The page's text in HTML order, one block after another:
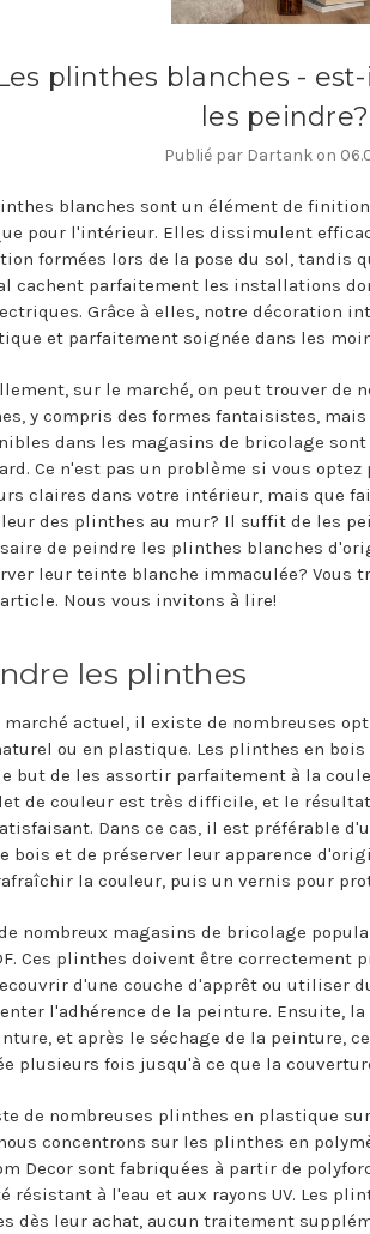
plinthes blanches -
les peindre?
Publié par Dartank on
blanches sont un élément de
pour l'intérieur. Elles dissimulent
formées lors de la pose du sol, tandis
cachent parfaitement les installations
Grâce à elles, notre décoration
et parfaitement soignée dans les
sur le marché, on peut trouver de
y compris des formes fantaisistes,
dans les magasins de bricolage
Ce n'est pas un problème si vous
claires dans votre intérieur, mais que
des plinthes au mur? Il suffit de les
de peindre les plinthes blanches
leur teinte blanche immaculée? Vous
Nous vous invitons à lire!
les plinthes
marché actuel, il existe de nombreuses
ou en plastique. Les plinthes en
but de les assortir parfaitement à la
de couleur est très difficile, et le
Dans ce cas, il est préférable
bois et de préserver leur apparence
la couleur, puis un vernis pour
nombreux magasins de bricolage
Ces plinthes doivent être correctement
d'une couche d'apprêt ou utiliser
l'adhérence de la peinture. Ensuite,
et après le séchage de la peinture,
plusieurs fois jusqu'à ce que la
de nombreuses plinthes en plastique
concentrons sur les plinthes en
Decor sont fabriquées à partir de
résistant à l'eau et aux rayons UV. Les
dès leur achat, aucun traitement